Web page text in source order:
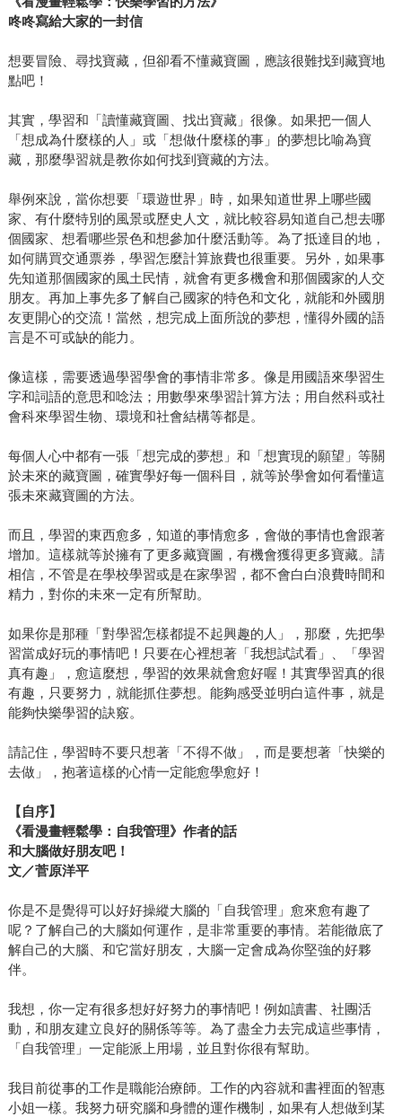
咚咚寫給大家的一封信
想要冒險、尋找寶藏，但卻看不懂藏寶圖，應該很難找到藏寶地
點吧！
其實，學習和「讀懂藏寶圖、找出寶藏」很像。如果把一個人
「想成為什麼樣的人」或「想做什麼樣的事」的夢想比喻為寶
藏，那麼學習就是教你如何找到寶藏的方法。
舉例來說，當你想要「環遊世界」時，如果知道世界上哪些國
家、有什麼特別的風景或歷史人文，就比較容易知道自己想去哪
個國家、想看哪些景色和想參加什麼活動等。為了抵達目的地，
如何購買交通票券，學習怎麼計算旅費也很重要。另外，如果事
先知道那個國家的風土民情，就會有更多機會和那個國家的人交
朋友。再加上事先多了解自己國家的特色和文化，就能和外國朋
友更開心的交流！當然，想完成上面所說的夢想，懂得外國的語
言是不可或缺的能力。
像這樣，需要透過學習學會的事情非常多。像是用國語來學習生
字和詞語的意思和唸法；用數學來學習計算方法；用自然科或社
會科來學習生物、環境和社會結構等都是。
每個人心中都有一張「想完成的夢想」和「想實現的願望」等關
於未來的藏寶圖，確實學好每一個科目，就等於學會如何看懂這
張未來藏寶圖的方法。
而且，學習的東西愈多，知道的事情愈多，會做的事情也會跟著
增加。這樣就等於擁有了更多藏寶圖，有機會獲得更多寶藏。請
相信，不管是在學校學習或是在家學習，都不會白白浪費時間和
精力，對你的未來一定有所幫助。
如果你是那種「對學習怎樣都提不起興趣的人」，那麼，先把學
習當成好玩的事情吧！只要在心裡想著「我想試試看」、「學習
真有趣」，愈這麼想，學習的效果就會愈好喔！其實學習真的很
有趣，只要努力，就能抓住夢想。能夠感受並明白這件事，就是
能夠快樂學習的訣竅。
請記住，學習時不要只想著「不得不做」，而是要想著「快樂的
去做」，抱著這樣的心情一定能愈學愈好！
【自序】
《看漫畫輕鬆學：自我管理》作者的話
和大腦做好朋友吧！
文／菅原洋平
你是不是覺得可以好好操縱大腦的「自我管理」愈來愈有趣了
呢？了解自己的大腦如何運作，是非常重要的事情。若能徹底了
解自己的大腦、和它當好朋友，大腦一定會成為你堅強的好夥
伴。
我想，你一定有很多想好好努力的事情吧！例如讀書、社團活
動，和朋友建立良好的關係等等。為了盡全力去完成這些事情，
「自我管理」一定能派上用場，並且對你很有幫助。
我目前從事的工作是職能治療師。工作的內容就和書裡面的智惠
小姐一樣。我努力研究腦和身體的運作機制，如果有人想做到某